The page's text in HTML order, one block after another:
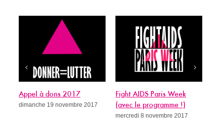
Appel à dons 2017
dimanche 19 novembre 2017
Fight AIDS Paris Week
(avec le programme !)
mercredi 8 novembre 2017